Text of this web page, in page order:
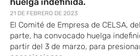
21 DE FEBRERO DE 2023
El Comité de Empresa de CELSA,
parte, ha convocado huelga
partir del 3 de marzo, para